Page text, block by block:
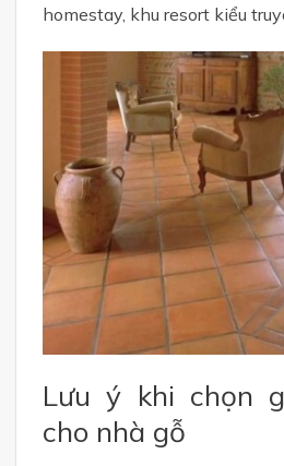
homestay, khu resort kiểu
Lưu ý khi chọn
cho nhà gỗ